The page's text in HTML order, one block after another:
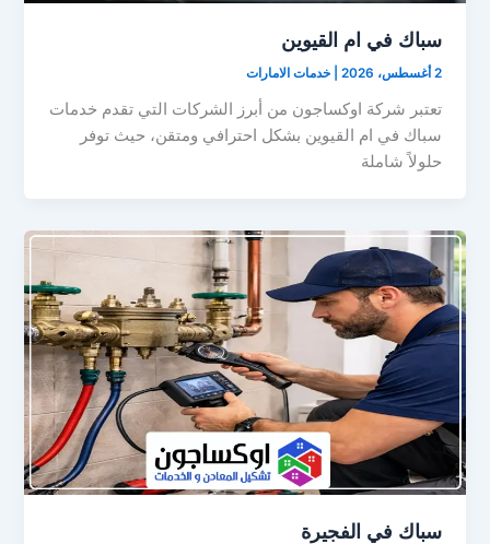
سباك في ام القيوين
2 أغسطس، 2026 |خدمات الامارات
تعتبر شركة اوكساجون من أبرز الشركات التي تقدم خدمات
سباك في ام القيوين بشكل احترافي ومتقن، حيث توفر
حلولاً شاملة
سباك في الفجيرة